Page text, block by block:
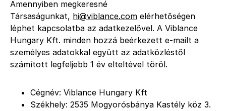
Amennyiben megkeresné
Társaságunkat, hi@viblance.com elérhetőségen
léphet kapcsolatba az adatkezelővel. A Viblance
Hungary Kft. minden hozzá beérkezett e-mailt a
személyes adatokkal együtt az adatközléstől
számított legfeljebb 1 év elteltével töröl.
Cégnév: Viblance Hungary Kft
Székhely: 2535 Mogyorósbánya Kastély köz 3.